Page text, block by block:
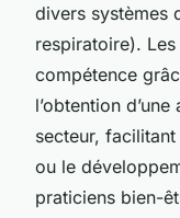
divers systèmes
respiratoire).
compétence
l’obtention
secteur,
ou le
praticiens bien-